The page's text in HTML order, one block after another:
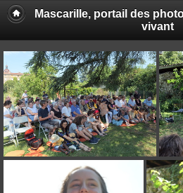
Mascarille, portail des
vivant